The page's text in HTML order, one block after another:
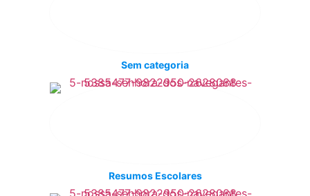
Sem categoria
Resumos Escolares